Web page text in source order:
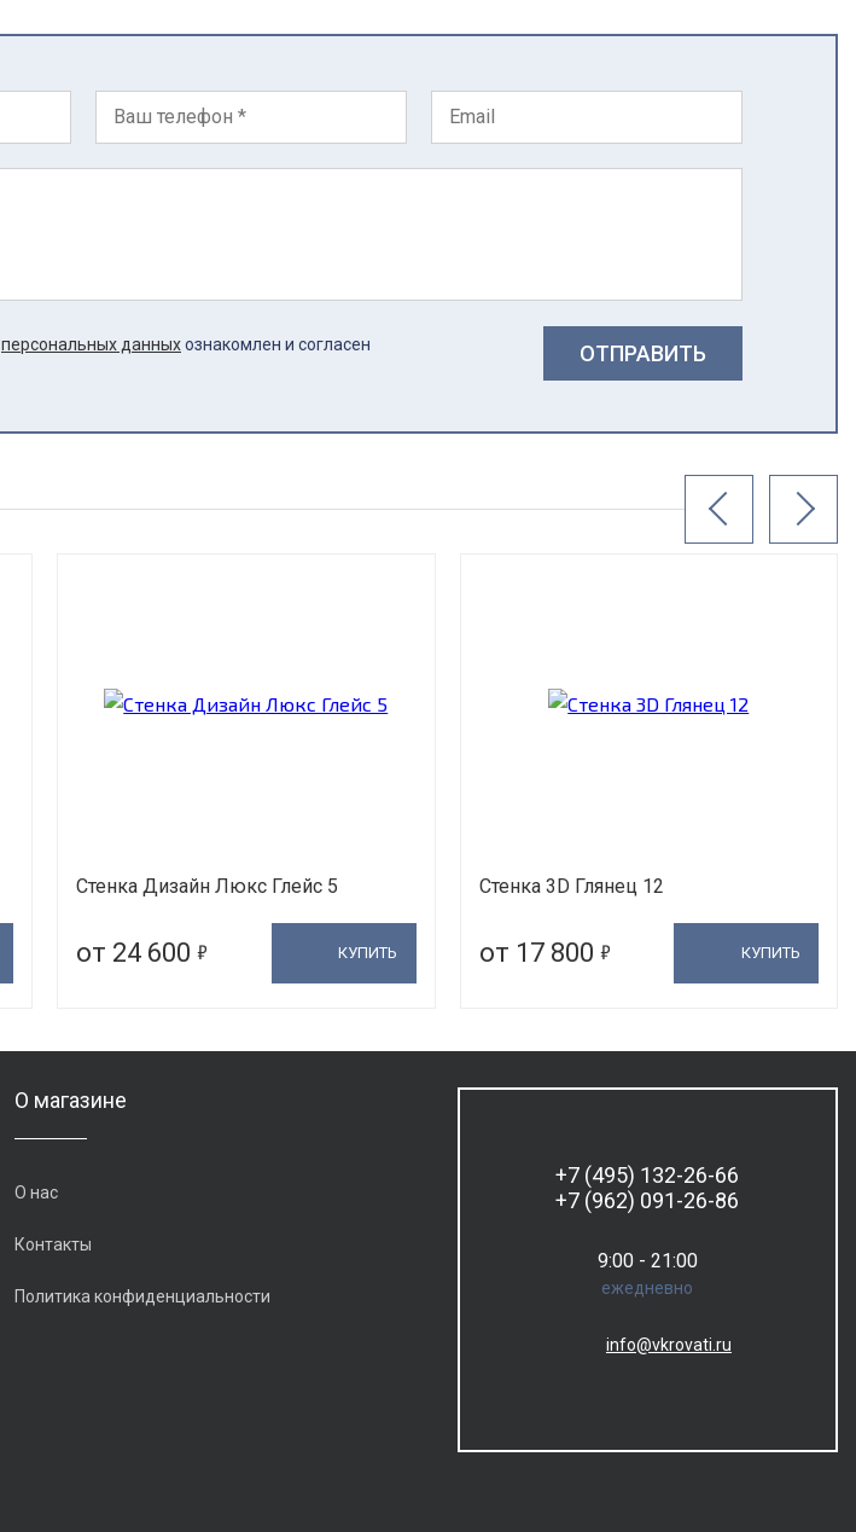
персональных данныхознакомлен и согласен ОТПРАВИТЬ
Стенка Дизайн Люкс Глейс 5
от 24 600 5 КУПИТЬ
Стенка 3D Глянец 12
от 17 800 5 КУПИТЬ
О магазине
О нас
Контакты
Политика конфиденциальности
+7 (495) 132-26-66
+7 (962) 091-26-86
9:00 - 21:00
ежедневно
info@vkrovati.ru